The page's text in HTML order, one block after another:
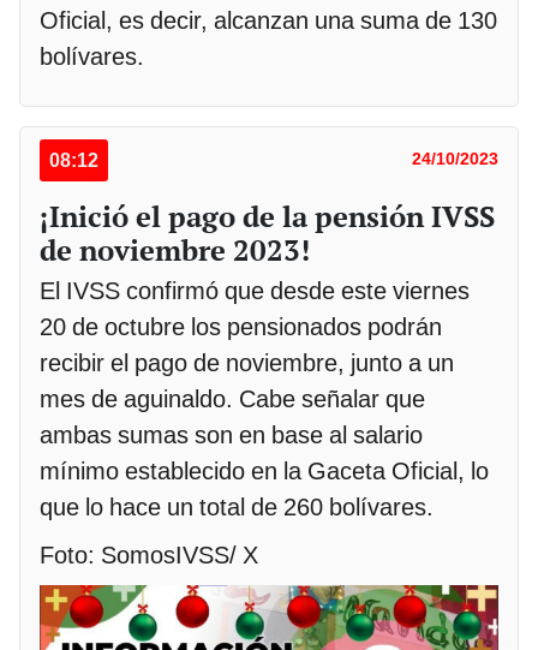
Oficial, es decir, alcanzan una suma de 130
bolívares.
08:12 24/10/2023
¡Inició el pago de la pensión IVSS
de noviembre 2023!
El IVSS confirmó que desde este viernes
20 de octubre los pensionados podrán
recibir el pago de noviembre, junto a un
mes de aguinaldo. Cabe señalar que
ambas sumas son en base al salario
mínimo establecido en la Gaceta Oficial, lo
que lo hace un total de 260 bolívares.
Foto: SomosIVSS/ X